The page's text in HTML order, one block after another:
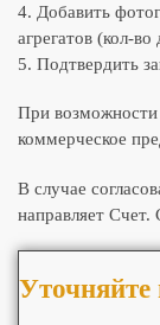
4. Добавить
агрегатов (кол-
5. Подтвердить
При возможности
коммерческое
В случае
направляет Счет.
Уточняйте